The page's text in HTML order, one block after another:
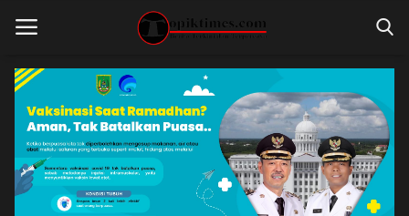
Home
ADVERTORIAL
BERITA RIAU